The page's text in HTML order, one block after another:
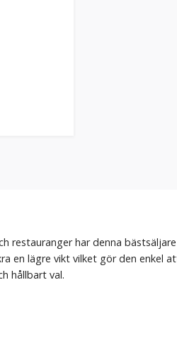
restauranger har denna
en lägre vikt vilket gör den enkel
hållbart val.